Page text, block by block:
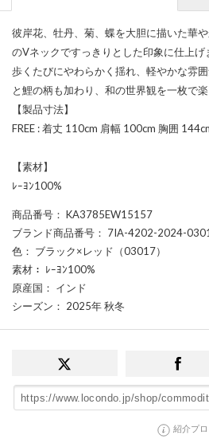
彼岸花、牡丹、菊、蝶を大胆に描いた華
のVネックですっきりとした印象に仕上
歩くたびにやわらかく揺れ、軽やかな雰
と鯉の柄も加わり、和の世界観を一枚で楽
【製品寸法】
FREE : 着丈 110cm 肩幅 100cm 胸囲
【素材】
ﾚｰﾖﾝ100%
商品番号 ： KA3785EW15157
ブランド商品番号 ： 7IA-4202-2024-
色 ： ブラック×レッド（03017）
素材 ： ﾚｰﾖﾝ100%
原産国 ： インド
シーズン ： 2025年 秋冬
紹介プ